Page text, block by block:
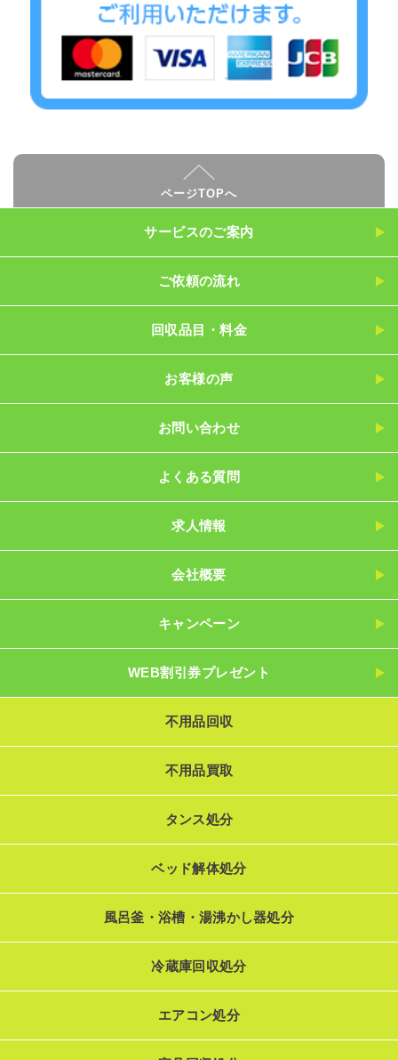
ページTOPへ
サービスのご案内
ご依頼の流れ
回収品目・料金
お客様の声
お問い合わせ
よくある質問
求人情報
会社概要
キャンペーン
WEB割引券プレゼント
不用品回収
不用品買取
タンス処分
ベッド解体処分
風呂釜・浴槽・湯沸かし器処分
冷蔵庫回収処分
エアコン処分